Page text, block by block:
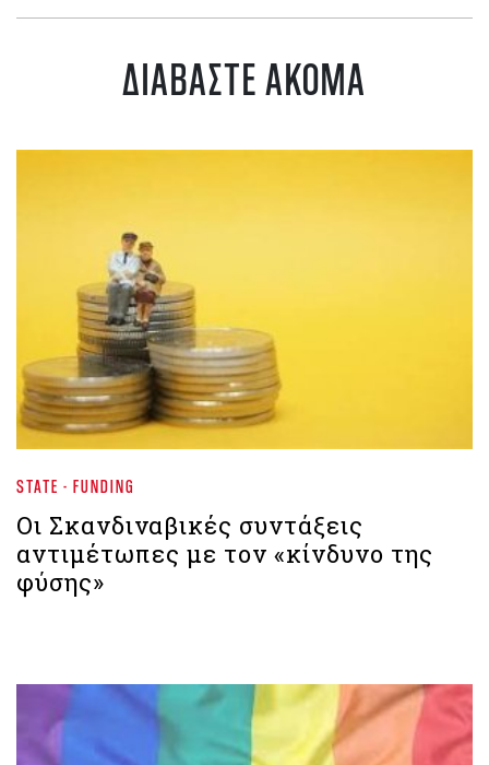
ΔΙΑΒΑΣΤΕ ΑΚΟΜΑ
STATE - FUNDING
Οι Σκανδιναβικές συντάξεις
αντιμέτωπες με τον «κίνδυνο της
φύσης»